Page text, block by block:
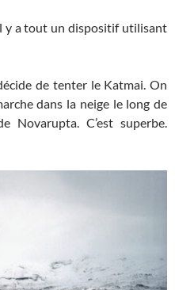
y a tout un dispositif utilisant
de tenter le Katmai. On
dans la neige le long de
Novarupta. C’est superbe.